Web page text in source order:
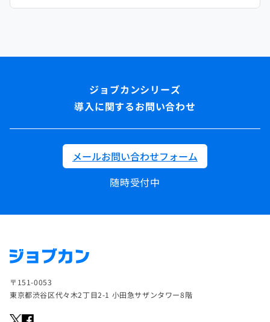
導入に関するお問い合わせ
メールお問い合わせフォーム
随時受付中
〒151-0053
東京都渋谷区代々木2丁目2-1 小田急サザンタワー8階